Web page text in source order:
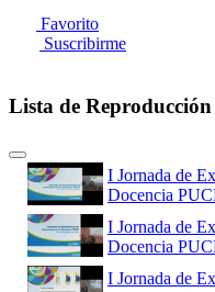
Favorito
Suscribirme
Lista de Reproducción
I Jornada de
Docencia
I Jornada de
Docencia
I Jornada de